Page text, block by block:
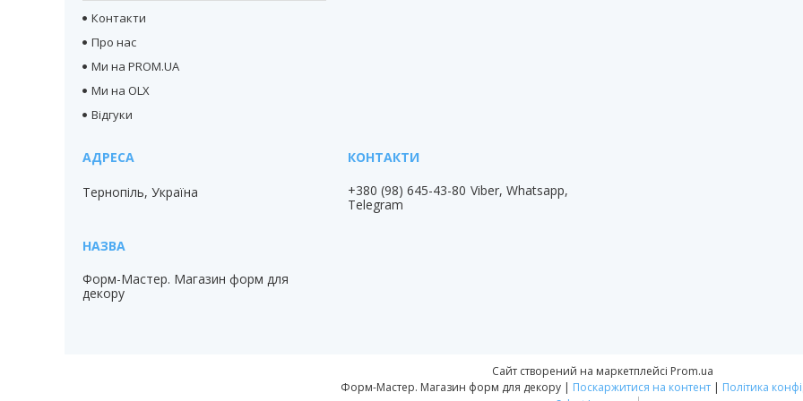
Контакти
Про нас
Ми на PROM.UA
Ми на OLX
Відгуки
Тернопіль, Україна
Форм-Мастер. Магазин форм для
декору
+380 (98) 645-43-80 Viber, Whatsapp,
Telegram
Сайт створений на маркетплейсі Prom.ua
Форм-Мастер. Магазин форм для декору | Поскаржитися на контент | Політика